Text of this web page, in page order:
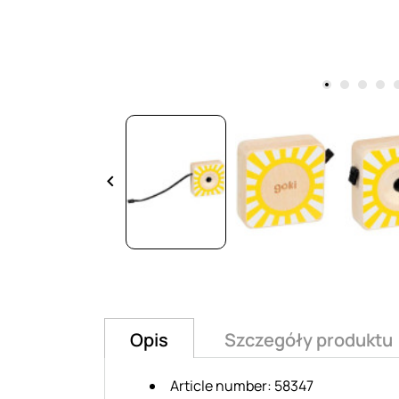
keyboard_arrow_left
Opis Szczegóły produktu
Article number: 58347